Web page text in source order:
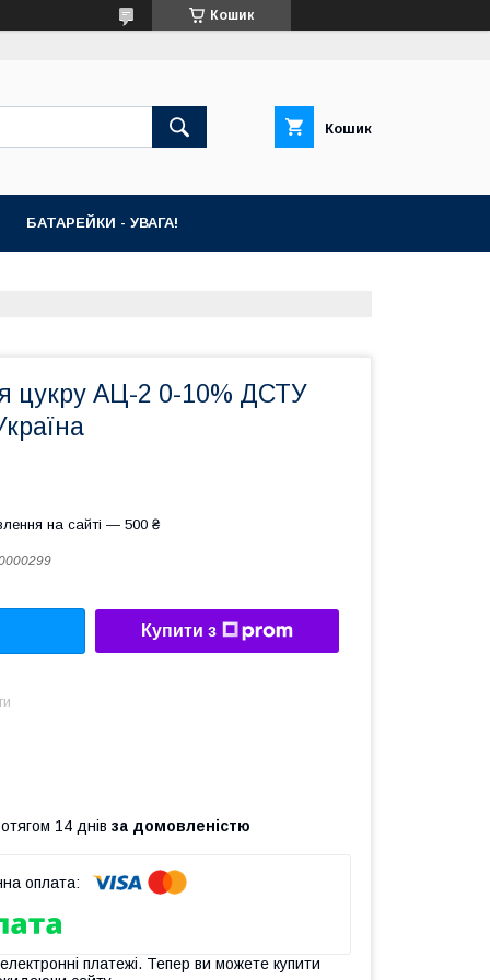
Кошик
Кошик
БАТАРЕЙКИ - УВАГА!
цукру АЦ-2 0-10% ДСТУ
на сайті — 500 ₴
Купити з
14 днів за домовленістю
платежі. Тепер ви можете купити